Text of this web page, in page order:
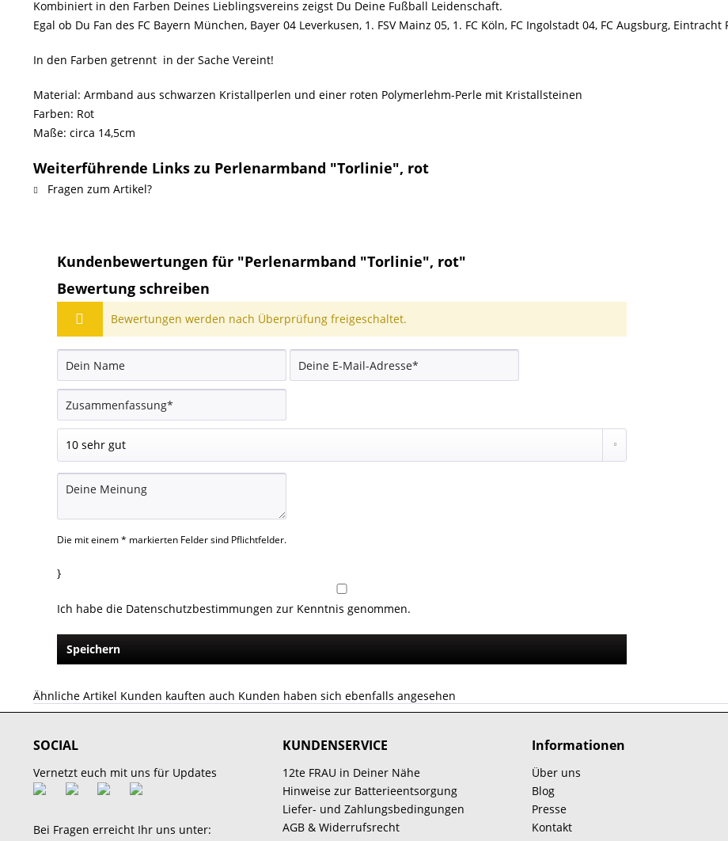
Kombiniert in den Farben Deines Lieblingsvereins zeigst Du Deine Fußball Leidenschaft.
Egal ob Du Fan des FC Bayern München, Bayer 04 Leverkusen, 1. FSV Mainz 05, 1. FC Köln, FC Ingolstadt 04, FC Augsburg,
In den Farben getrennt  in der Sache Vereint!
Material: Armband aus schwarzen Kristallperlen und einer roten Polymerlehm-Perle mit Kristallsteinen
Farben: Rot
Maße: circa 14,5cm
Weiterführende Links zu Perlenarmband "Torlinie", rot
Fragen zum Artikel?
Kundenbewertungen für "Perlenarmband "Torlinie", rot"
Bewertung schreiben
Bewertungen werden nach Überprüfung freigeschaltet.
Die mit einem * markierten Felder sind Pflichtfelder.
}
Ich habe die Datenschutzbestimmungen zur Kenntnis genommen.
Speichern
Ähnliche Artikel Kunden kauften auch Kunden haben sich ebenfalls angesehen
SOCIAL
Vernetzt euch mit uns für Updates
Bei Fragen erreicht Ihr uns unter:
KUNDENSERVICE
12te FRAU in Deiner Nähe
Hinweise zur Batterieentsorgung
Liefer- und Zahlungsbedingungen
AGB & Widerrufsrecht
Informationen
Über uns
Blog
Presse
Kontakt